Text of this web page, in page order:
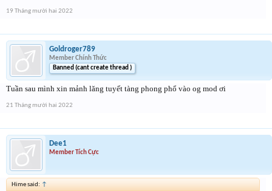
19 Tháng mười hai 2022
Goldroger789
Member Chính Thức
Banned (cant create thread )
Tuần sau mình xin mảnh lăng tuyết tàng phong phổ vào og mod ơi
21 Tháng mười hai 2022
Dee1
Member Tích Cực
Hime said: ↑